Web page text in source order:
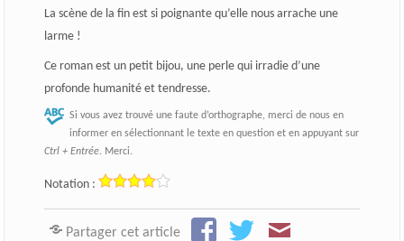
La scène de la fin est si poignante qu’elle nous arrache une
larme !
Ce roman est un petit bijou, une perle qui irradie d’une
profonde humanité et tendresse.
Si vous avez trouvé une faute d’orthographe, merci de nous en
informer en sélectionnant le texte en question et en appuyant sur
Ctrl + Entrée. Merci.
Notation :
Partager cet article